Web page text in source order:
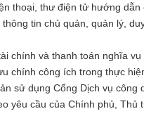
thoại, thư điện tử hướng
tin chủ quản, quản lý,
chính và thanh toán nghĩa
chính công ích trong thực
sử dụng Cổng Dịch vụ công
yêu cầu của Chính phủ, Thủ